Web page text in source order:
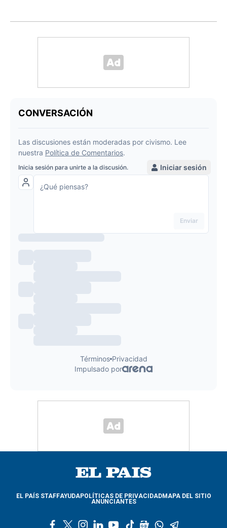
EL PAÍS STAFFAYUDAPOLÍTICAS DE PRIVACIDADMAPA DEL SITIO
ANUNCIANTES
l y t g w